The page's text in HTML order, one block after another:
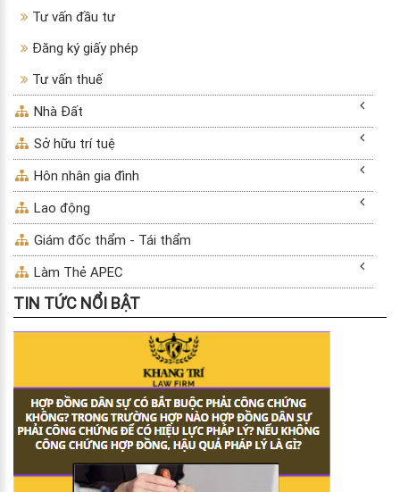
Tư vấn đầu tư
Đăng ký giấy phép
Tư vấn thuế
Nhà Đất
Sở hữu trí tuệ
Hôn nhân gia đình
Lao động
Giám đốc thẩm - Tái thẩm
Làm Thẻ APEC
TIN TỨC NỔI BẬT